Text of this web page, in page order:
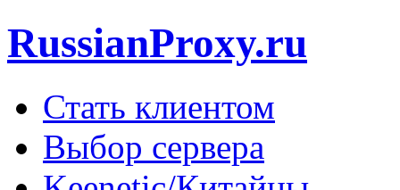
RussianProxy.ru
Стать клиентом
Выбор сервера